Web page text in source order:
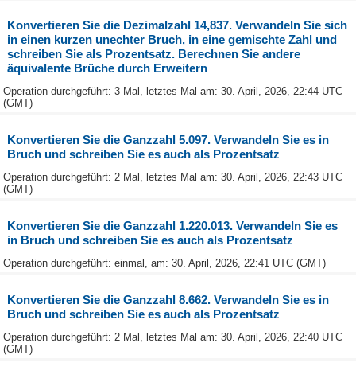
Konvertieren Sie die Dezimalzahl 14,837. Verwandeln Sie sich
in einen kurzen unechter Bruch, in eine gemischte Zahl und
schreiben Sie als Prozentsatz. Berechnen Sie andere
äquivalente Brüche durch Erweitern
Operation durchgeführt: 3 Mal, letztes Mal am: 30. April, 2026, 22:44 UTC
(GMT)
Konvertieren Sie die Ganzzahl 5.097. Verwandeln Sie es in
Bruch und schreiben Sie es auch als Prozentsatz
Operation durchgeführt: 2 Mal, letztes Mal am: 30. April, 2026, 22:43 UTC
(GMT)
Konvertieren Sie die Ganzzahl 1.220.013. Verwandeln Sie es
in Bruch und schreiben Sie es auch als Prozentsatz
Operation durchgeführt: einmal, am: 30. April, 2026, 22:41 UTC (GMT)
Konvertieren Sie die Ganzzahl 8.662. Verwandeln Sie es in
Bruch und schreiben Sie es auch als Prozentsatz
Operation durchgeführt: 2 Mal, letztes Mal am: 30. April, 2026, 22:40 UTC
(GMT)